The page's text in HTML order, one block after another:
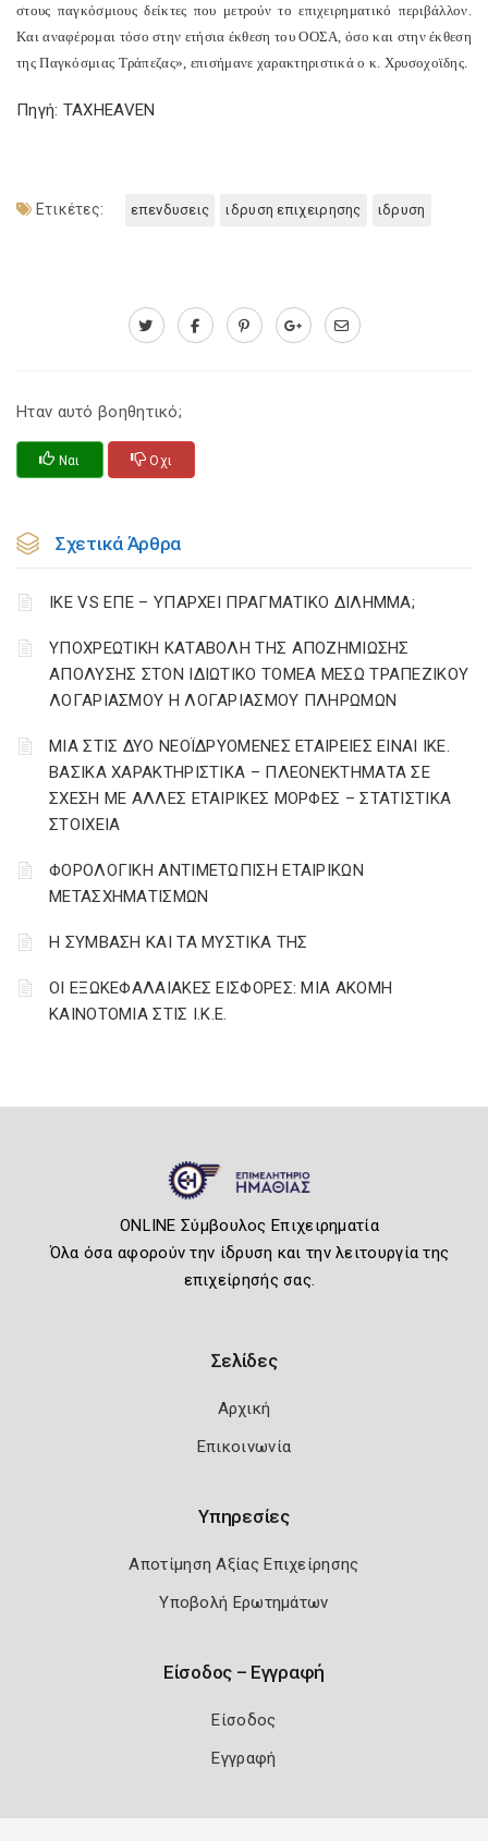
στους παγκόσμιους δείκτες που μετρούν το επιχειρηματικό περιβάλλον.
Και αναφέρομαι τόσο στην ετήσια έκθεση του ΟΟΣΑ, όσο και στην έκθεση
της Παγκόσμιας Τράπεζας», επισήμανε χαρακτηριστικά ο κ. Χρυσοχοϊδης.
Πηγή: TAXHEAVEN
Ετικέτες: επενδυσεις ιδρυση επιχειρησης ιδρυση
Ηταν αυτό βοηθητικό;
Ναι Οχι
Σχετικά Άρθρα
ΙΚΕ VS ΕΠΕ – ΥΠΑΡΧΕΙ ΠΡΑΓΜΑΤΙΚΟ ΔΙΛΗΜΜΑ;
YΠΟΧΡΕΩΤΙΚΗ ΚΑΤΑΒΟΛΗ ΤΗΣ ΑΠΟΖΗΜΙΩΣΗΣ
ΑΠΟΛΥΣΗΣ ΣΤΟΝ ΙΔΙΩΤΙΚΟ ΤΟΜΕΑ ΜΕΣΩ ΤΡΑΠΕΖΙΚΟΥ
ΛΟΓΑΡΙΑΣΜΟΥ Η ΛΟΓΑΡΙΑΣΜΟΥ ΠΛΗΡΩΜΩΝ
ΜΙΑ ΣΤΙΣ ΔΥΟ ΝΕΟΪΔΡΥΟΜΕΝΕΣ ΕΤΑΙΡΕΙΕΣ ΕΙΝΑΙ ΙΚΕ.
ΒΑΣΙΚΑ ΧΑΡΑΚΤΗΡΙΣΤΙΚΑ – ΠΛΕΟΝΕΚΤΗΜΑΤΑ ΣΕ
ΣΧΕΣΗ ΜΕ ΑΛΛΕΣ ΕΤΑΙΡΙΚΕΣ ΜΟΡΦΕΣ – ΣΤΑΤΙΣΤΙΚΑ
ΣΤΟΙΧΕΙΑ
ΦΟΡΟΛΟΓΙΚΗ ΑΝΤΙΜΕΤΩΠΙΣΗ ΕΤΑΙΡΙΚΩΝ
ΜΕΤΑΣΧΗΜΑΤΙΣΜΩΝ
Η ΣΥΜΒΑΣΗ ΚΑΙ ΤΑ ΜΥΣΤΙΚΑ ΤΗΣ
ΟΙ ΕΞΩΚΕΦΑΛΑΙΑΚΕΣ ΕΙΣΦΟΡΕΣ: ΜΙΑ ΑΚΟΜΗ
ΚΑΙΝΟΤΟΜΙΑ ΣΤΙΣ Ι.Κ.Ε.
ONLINE Σύμβουλος Επιχειρηματία
Όλα όσα αφορούν την ίδρυση και την λειτουργία της
επιχείρησής σας.
Σελίδες
Αρχική
Επικοινωνία
Υπηρεσίες
Αποτίμηση Αξίας Επιχείρησης
Υποβολή Ερωτημάτων
Είσοδος – Εγγραφή
Είσοδος
Εγγραφή